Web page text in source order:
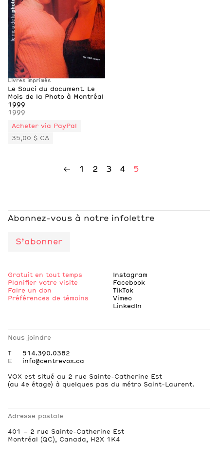
Livres imprimés
Le Souci du document. Le
Mois de la Photo à Montréal
1999
1999
Acheter via PayPal
35,00 $ CA
← 1 2 3 4
Abonnez-vous à notre infolettre
S’abonner
Gratuit en tout temps
Planifier votre visite
Faire un don
Préférences de témoins
Instagram
Facebook
TikTok
Vimeo
LinkedIn
Nous joindre
T
514.390.0382
E
info@centrevox.ca
VOX est situé au 2 rue Sainte-Catherine Est
(au 4e étage) à quelques pas du métro Saint-Laurent.
Adresse postale
401 – 2 rue Sainte-Catherine Est
Montréal (QC), Canada, H2X 1K4